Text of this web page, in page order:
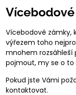
Vícebodové zámky,
výřezem toho
mnohem rozsáhleší
pojmout, my se o
Pokud jste Vámi
kontaktovat.